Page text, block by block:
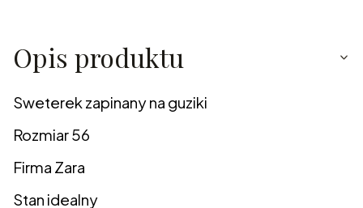
Opis produktu
Sweterek zapinany na guziki
Rozmiar 56
Firma Zara
Stan idealny